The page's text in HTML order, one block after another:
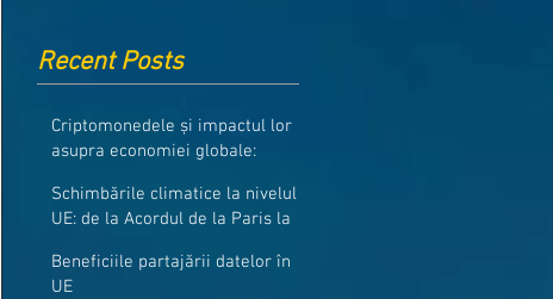
Recent Posts
Criptomonedele și impactul lor
asupra economiei globale:
Schimbările climatice la nivelul
UE: de la Acordul de la Paris la
Beneficiile partajării datelor în
UE